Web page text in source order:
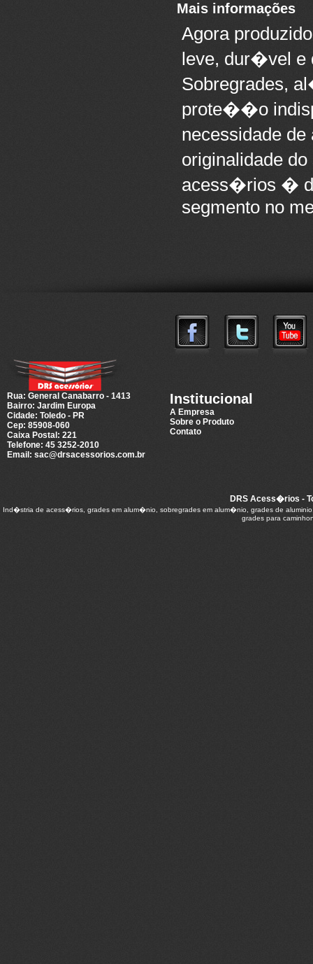
Mais informações
Agora
leve, dur�vel e
Sobregrades,
prote��o
necessidade
originalidade
acess�rios �
segmento no
Rua: General Canabarro - 1413
Bairro: Jardim Europa
Cidade: Toledo - PR
Cep: 85908-060
Caixa Postal: 221
Telefone: 45 3252-2010
Email: sac@drsacessorios.com.br
Institucional
A Empresa
Sobre o Produto
Contato
DRS Acess�rios -
Ind�stria de acess�rios, grades em alum�nio, sobregrades em alum�nio, grades de
grades para